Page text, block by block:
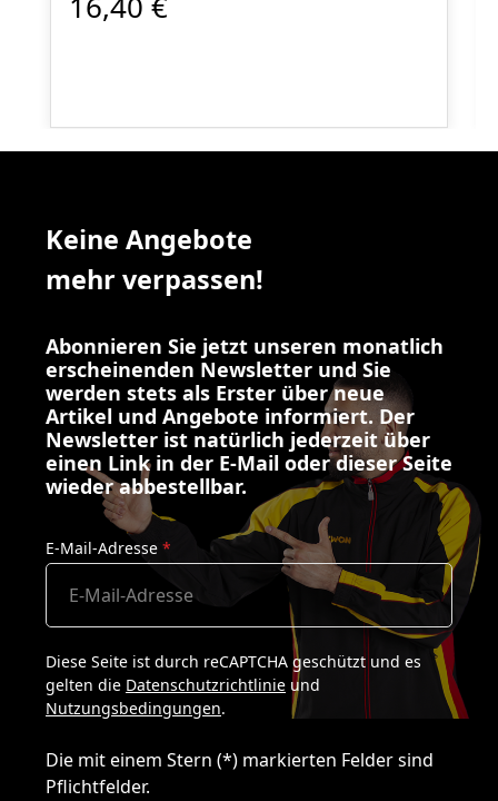
Keine Angebote
mehr verpassen!
Abonnieren Sie jetzt unseren monatlich
erscheinenden Newsletter und Sie
werden stets als Erster über neue
Artikel und Angebote informiert. Der
Newsletter ist natürlich jederzeit über
einen Link in der E-Mail oder dieser Seite
wieder abbestellbar.
E-Mail-Adresse *
Diese Seite ist durch reCAPTCHA geschützt und es
gelten die Datenschutzrichtlinie und
Nutzungsbedingungen.
Die mit einem Stern (*) markierten Felder sind
Pflichtfelder.